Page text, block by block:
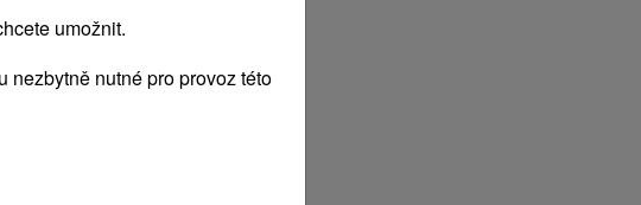
umožnit.
nezbytně nutné pro provoz této